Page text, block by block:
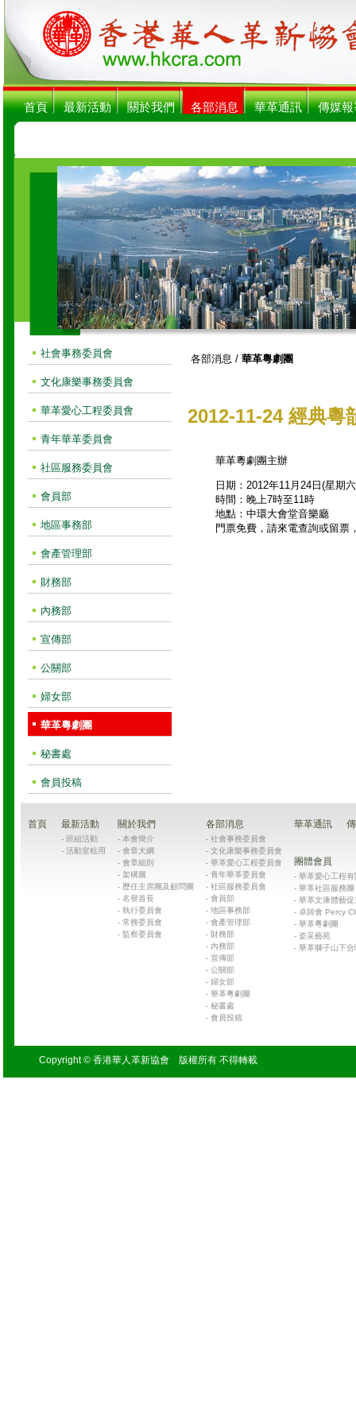
首頁 最新活動 關於我們 各部消息 華革通訊 傳媒報
社會事務委員會
文化康樂事務委員會
華革愛心工程委員會
青年華革委員會
社區服務委員會
會員部
地區事務部
會產管理部
財務部
內務部
宣傳部
公關部
婦女部
華革粵劇團
秘書處
會員投稿
各部消息 / 華革粵劇團
2012-11-24 經典粵
華革粵劇團主辦
日期：2012年11月24日(星期
時間：晚上7時至11時
地點：中環大會堂音樂廳
門票免費，請來電查詢或留票
首頁 最新活動
- 班組活動
- 活動室租用
關於我們
- 本會簡介
- 會章大綱
- 會章細則
- 架構圖
- 歷任主席團及顧問團
- 名譽首長
- 執行委員會
- 常務委員會
- 監察委員會
各部消息
- 社會事務委員會
- 文化康樂事務委員會
- 華革愛心工程委員會
- 青年華革委員會
- 社區服務委員會
- 會員部
- 地區事務部
- 會產管理部
- 財務部
- 內務部
- 宣傳部
- 公關部
- 婦女部
- 華革粵劇團
- 秘書處
- 會員投稿
華革通訊
團體會員
- 華革愛心工程
- 華革社區服務
- 華革文康體藝促
- 卓師會 Percy
- 華革粵劇團
- 姿采藝苑
- 華革獅子山下
Copyright © 香港華人革新協會 版權所有 不得轉載